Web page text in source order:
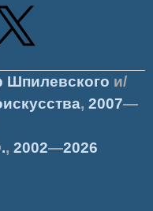
Шпилевского и/
, 2007—
, 2002—2026